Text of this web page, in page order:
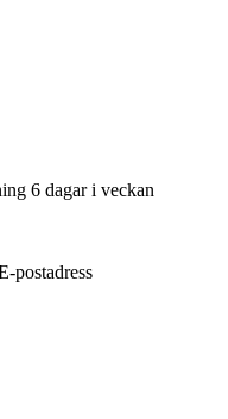
6 dagar i veckan
postadress